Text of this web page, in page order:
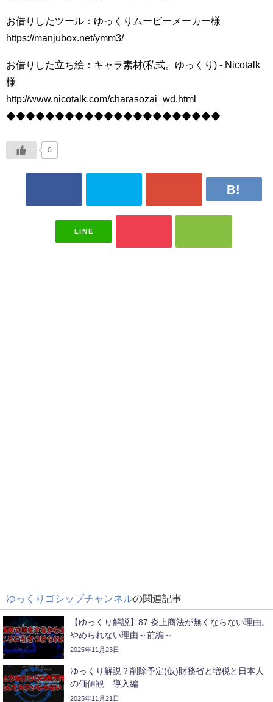
お借りしたツール：ゆっくりムービーメーカー様
https://manjubox.net/ymm3/
お借りした立ち絵：キャラ素材(私式。ゆっくり) - Nicotalk
様
http://www.nicotalk.com/charasozai_wd.html
◆◆◆◆◆◆◆◆◆◆◆◆◆◆◆◆◆◆◆◆◆◆
0
LINE
ゆっくりゴシップチャンネルの関連記事
【ゆっくり解説】87 炎上商法が無くならない理由。
やめられない理由～前編～
2025年11月23日
ゆっくり解説？削除予定(仮)財務省と増税と日本人
の価値観 導入編
2025年11月21日